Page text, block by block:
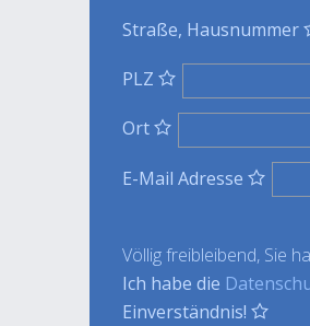
Straße, Hausnummer
PLZ
Ort
E-Mail Adresse
Völlig freibleibend, Sie
Ich habe die
Einverständnis!